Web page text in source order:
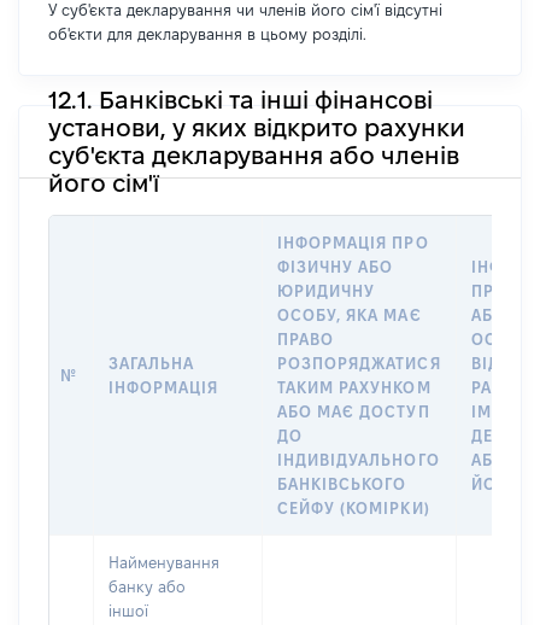
У суб'єкта декларування чи членів його сім'ї відсутні
об'єкти для декларування в цьому розділі.
12.1. Банківські та інші фінансові
установи, у яких відкрито рахунки
суб'єкта декларування або членів
його сім'ї
№
ЗАГАЛЬНА
ІНФОРМАЦІЯ
ІНФОРМАЦІЯ ПРО
ФІЗИЧНУ АБО
ЮРИДИЧНУ
ОСОБУ, ЯКА МАЄ
ПРАВО
РОЗПОРЯДЖАТИСЯ
ТАКИМ РАХУНКОМ
АБО МАЄ ДОСТУП
ДО
ІНДИВІДУАЛЬНОГО
БАНКІВСЬКОГО
СЕЙФУ (КОМІРКИ)
ПРО
АБО
ОСОБУ,
ІМ’Я
АБО
ЙОГО
Найменування
банку або
іншої